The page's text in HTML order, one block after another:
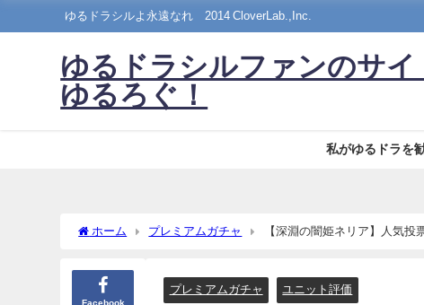
ゆるドラシルよ永遠なれ©2014 CloverLab.,Inc.
ゆるドラシルファンのサイ
ゆるろぐ！
私がゆるドラを
ホーム プレミアムガチャ 【深淵の闇姫ネリア】人気投
Facebook
プレミアムガチャ ユニット評価